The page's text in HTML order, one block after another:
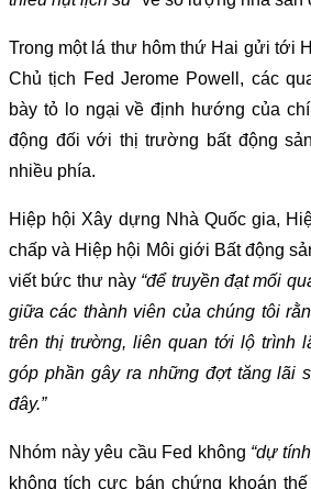
Trong một lá thư hôm thứ Hai gửi tới
Chủ tịch Fed Jerome Powell, các
bày tỏ lo ngại về định hướng của
động đối với thị trường bất động
nhiều phía.
Hiệp hội Xây dựng Nhà Quốc gia,
chấp và Hiệp hội Môi giới Bất động
viết bức thư này “để truyền đạt mối
giữa các thành viên của chúng tôi
trên thị trường, liên quan tới lộ trình
góp phần gây ra những đợt tăng lãi
đây.”
Nhóm này yêu cầu Fed không “dự
không tích cực bán chứng khoán